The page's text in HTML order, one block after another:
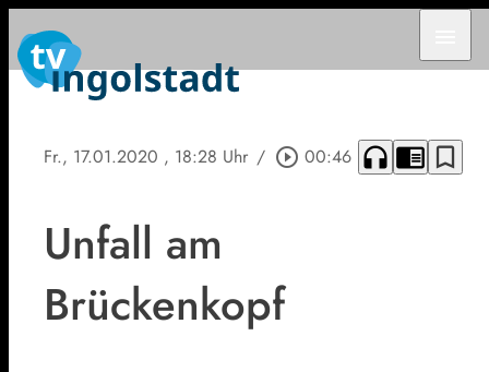
Fr., 17.01.2020 , 18:28 Uhr / play_circle_outline 00:46 headphones chrome_reader_mode bookmark_border
Unfall am
Brückenkopf